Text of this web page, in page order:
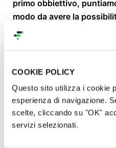
COOKIE POLICY
Questo sito utilizza i cookie
esperienza di navigazione.
scelte, cliccando su "OK"
servizi selezionati.
primo obbiettivo,
modo da avere la
realtà artigiane di grande
durata di circa 2-3
artigianali.
Dei primi 10.000 euro
euro alla realizzazione e
strumentazione